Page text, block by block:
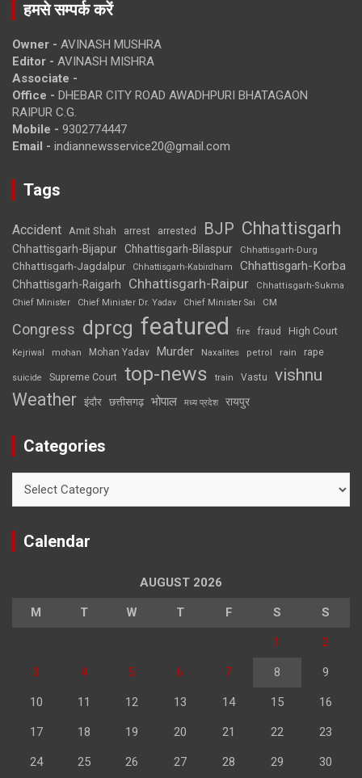
हमसे सम्पर्क करें
Owner - AVINASH MUSHRA
Editor - AVINASH MISHRA
Associate -
Office - DHEBAR CITY ROAD AWADHPURI BHATAGAON
RAIPUR C.G.
Mobile - 9302774447
Email - indiannewsservice20@gmail.com
Tags
Accident Amit Shah arrest arrested BJP Chhattisgarh
Chhattisgarh-Bijapur Chhattisgarh-Bilaspur Chhattisgarh-Durg
Chhattisgarh-Jagdalpur Chhattisgarh-Kabirdham Chhattisgarh-Korba
Chhattisgarh-Raigarh Chhattisgarh-Raipur
Chhattisgarh-Sukma
Chief Minister
Chief Minister Dr. Yadav Chief Minister Sai CM
Congress dprcg featured fire fraud High Court
Kejriwal mohan Mohan Yadav Murder Naxalites petrol rain rape
suicide Supreme Court top-news train Vastu vishnu
Weather इंदौर छत्तीसगढ़ भोपाल मध्य प्रदेश रायपुर
Categories
Calendar
AUGUST 2026
M T W T F S S
1 2
3 4 5 6 7 8 9
10 11 12 13 14 15 16
17 18 19 20 21 22 23
24 25 26 27 28 29 30